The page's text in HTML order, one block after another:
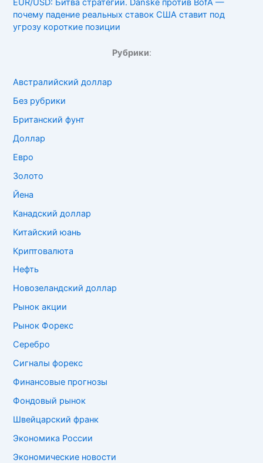
EUR/USD: Битва стратегий. Danske против BofA —
почему падение реальных ставок США ставит под
угрозу короткие позиции
Рубрики:
Австралийский доллар
Без рубрики
Британский фунт
Доллар
Евро
Золото
Йена
Канадский доллар
Китайский юань
Криптовалюта
Нефть
Новозеландский доллар
Рынок акции
Рынок Форекс
Серебро
Сигналы форекс
Финансовые прогнозы
Фондовый рынок
Швейцарский франк
Экономика России
Экономические новости